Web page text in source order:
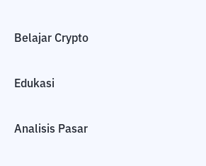
Belajar Crypto
Edukasi
Analisis Pasar